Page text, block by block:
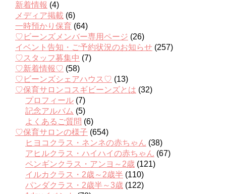
新着情報 (4)
メディア掲載 (6)
一時預かり保育 (64)
♡ビーンズメンバー専用ページ (26)
イベント告知・ご予約状況のお知らせ (257)
♡スタッフ募集中 (7)
♡新着情報♡ (58)
♡ビーンズシェアハウス♡ (13)
♡保育サロンコスギビーンズとは (32)
プロフィール (7)
記念アルバム (5)
よくあるご質問 (6)
♡保育サロンの様子 (654)
ヒヨコクラス・ネンネの赤ちゃん (38)
アヒルクラス・ハイハイの赤ちゃん (67)
ペンギンクラス・アンヨ～2歳 (121)
イルカクラス・2歳～2歳半 (110)
パンダクラス・2歳半～3歳 (122)